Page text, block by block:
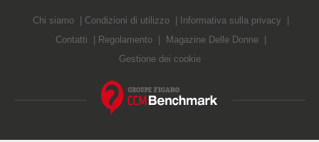
Chi siamo Condizioni di utilizzo
Informativa sulla privacy
Contatti
Regolamento
Magazine Delle Donne
Gestione dei cookie